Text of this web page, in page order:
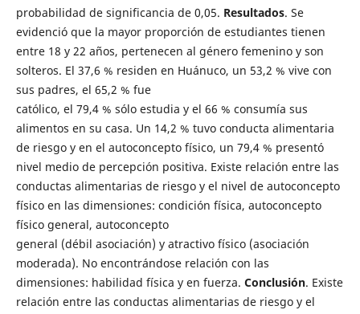
probabilidad de significancia de 0,05. Resultados. Se
evidenció que la mayor proporción de estudiantes tienen
entre 18 y 22 años, pertenecen al género femenino y son
solteros. El 37,6 % residen en Huánuco, un 53,2 % vive con
sus padres, el 65,2 % fue
católico, el 79,4 % sólo estudia y el 66 % consumía sus
alimentos en su casa. Un 14,2 % tuvo conducta alimentaria
de riesgo y en el autoconcepto físico, un 79,4 % presentó
nivel medio de percepción positiva. Existe relación entre las
conductas alimentarias de riesgo y el nivel de autoconcepto
físico en las dimensiones: condición física, autoconcepto
físico general, autoconcepto
general (débil asociación) y atractivo físico (asociación
moderada). No encontrándose relación con las
dimensiones: habilidad física y en fuerza. Conclusión. Existe
relación entre las conductas alimentarias de riesgo y el